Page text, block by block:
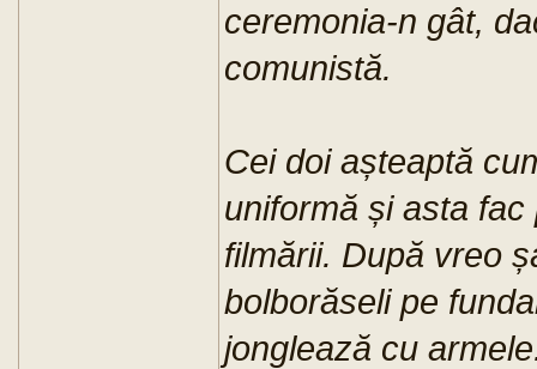
ceremonia-n gât,
comunistă.
Cei doi așteaptă
uniformă și asta
filmării. După vreo
bolborăseli pe
jonglează cu